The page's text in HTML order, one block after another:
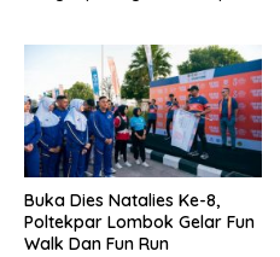
Buka Dies Natalies Ke-8,
Poltekpar Lombok Gelar Fun
Walk Dan Fun Run